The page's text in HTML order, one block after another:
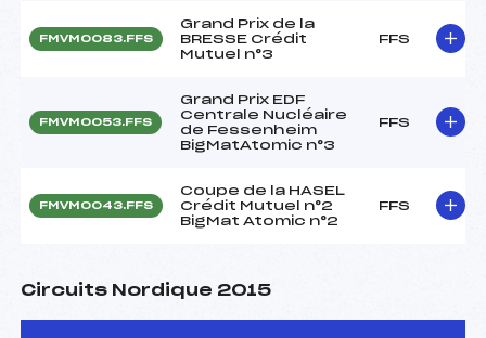
FMVM0083.FFS
Grand Prix de la
BRESSE Crédit
Mutuel n°3
FFS
FMVM0053.FFS
Grand Prix EDF
Centrale Nucléaire
de Fessenheim
BigMatAtomic n°3
FFS
FMVM0043.FFS
Coupe de la HASEL
Crédit Mutuel n°2
BigMat Atomic n°2
FFS
Circuits Nordique 2015